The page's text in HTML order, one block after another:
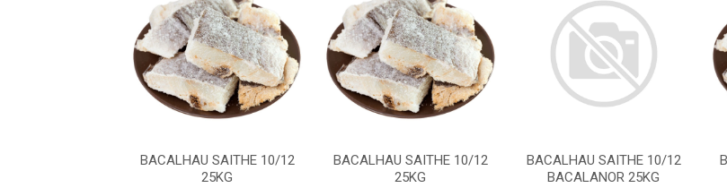
BACALHAU SAITHE 10/12
25KG
BACALHAU SAITHE 10/12
25KG
BACALHAU SAITHE 10/12
BACALANOR 25KG